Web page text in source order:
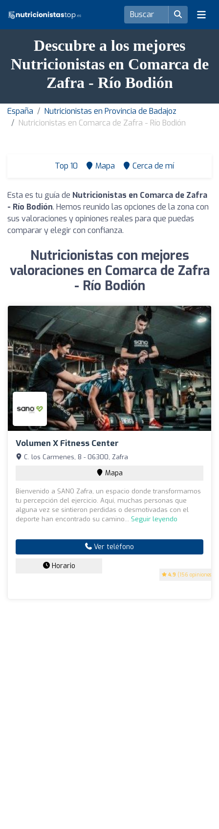
Descubre a los mejores
Nutricionistas en Comarca de
Zafra - Río Bodión
España
Nutricionistas en Provincia de Badajoz
Nutricionistas en Comarca de Zafra - Río Bodión
Top 10 Mapa Cerca de mí
Esta es tu guía de Nutricionistas en Comarca de Zafra
- Río Bodión. Hemos reunido las opciones de la zona con
sus valoraciones y opiniones reales para que puedas
comparar y elegir con confianza.
Nutricionistas con mejores
valoraciones en Comarca de Zafra
- Río Bodión
Volumen X Fitness Center
4.9 (156 opiniones)
C. los Carmenes, 8 - 06300, Zafra
Mapa
Bienvenido a SANO Zafra, un espacio donde transformamos
tu percepción del ejercicio. Aquí, muchas personas que
alguna vez se sintieron perdidas o desmotivadas con el
deporte han encontrado su camino... Seguir leyendo
Ver teléfono
Horario